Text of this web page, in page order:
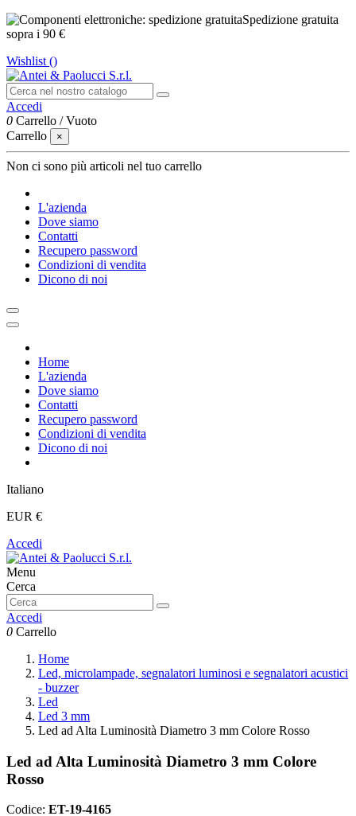
Spedizione gratuita
sopra i 90 €
Wishlist ()
Accedi
0 Carrello /Vuoto
Carrello
×
Non ci sono più articoli nel tuo carrello
L'azienda
Dove siamo
Contatti
Recupero password
Condizioni di vendita
Dicono di noi
Home
L'azienda
Dove siamo
Contatti
Recupero password
Condizioni di vendita
Dicono di noi
Italiano
EUR €
Accedi
Menu
Cerca
Accedi
0 Carrello
Home
Led, microlampade, segnalatori luminosi e segnalatori acustici
- buzzer
Led
Led 3 mm
Led ad Alta Luminosità Diametro 3 mm Colore Rosso
Led ad Alta Luminosità Diametro 3 mm Colore
Rosso
Codice: ET-19-4165